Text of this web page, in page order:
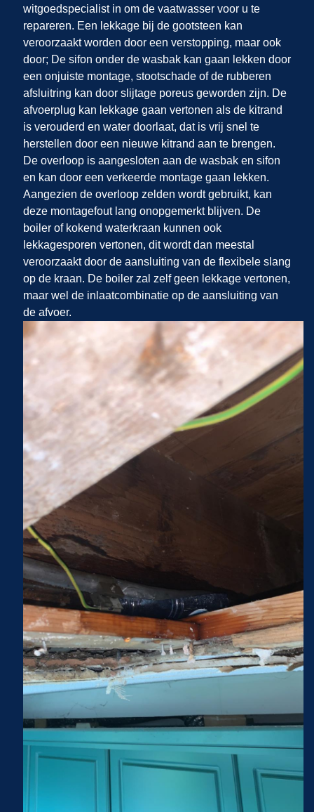
witgoedspecialist in om de vaatwasser voor u te
repareren. Een lekkage bij de gootsteen kan
veroorzaakt worden door een verstopping, maar ook
door; De sifon onder de wasbak kan gaan lekken door
een onjuiste montage, stootschade of de rubberen
afsluitring kan door slijtage poreus geworden zijn. De
afvoerplug kan lekkage gaan vertonen als de kitrand
is verouderd en water doorlaat, dat is vrij snel te
herstellen door een nieuwe kitrand aan te brengen.
De overloop is aangesloten aan de wasbak en sifon
en kan door een verkeerde montage gaan lekken.
Aangezien de overloop zelden wordt gebruikt, kan
deze montagefout lang onopgemerkt blijven. De
boiler of kokend waterkraan kunnen ook
lekkagesporen vertonen, dit wordt dan meestal
veroorzaakt door de aansluiting van de flexibele slang
op de kraan. De boiler zal zelf geen lekkage vertonen,
maar wel de inlaatcombinatie op de aansluiting van
de afvoer.